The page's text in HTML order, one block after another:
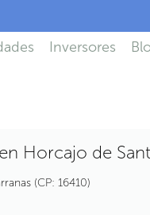
Inversores
Horcajo de
CP: 16410